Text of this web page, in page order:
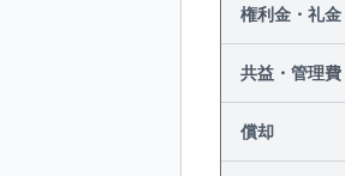
権利金・礼金
共益・管理費
償却